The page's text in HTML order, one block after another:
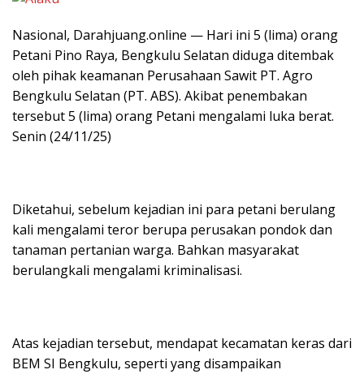
Nasional, Darahjuang.online — Hari ini 5 (lima) orang
Petani Pino Raya, Bengkulu Selatan diduga ditembak
oleh pihak keamanan Perusahaan Sawit PT. Agro
Bengkulu Selatan (PT. ABS). Akibat penembakan
tersebut 5 (lima) orang Petani mengalami luka berat.
Senin (24/11/25)
Diketahui, sebelum kejadian ini para petani berulang
kali mengalami teror berupa perusakan pondok dan
tanaman pertanian warga. Bahkan masyarakat
berulangkali mengalami kriminalisasi.
Atas kejadian tersebut, mendapat kecamatan keras dari
BEM SI Bengkulu, seperti yang disampaikan